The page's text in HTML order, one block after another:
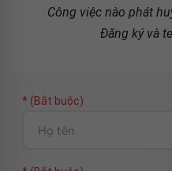
Công việc nào phát
Đăng ký và
* (Bắt buộc)